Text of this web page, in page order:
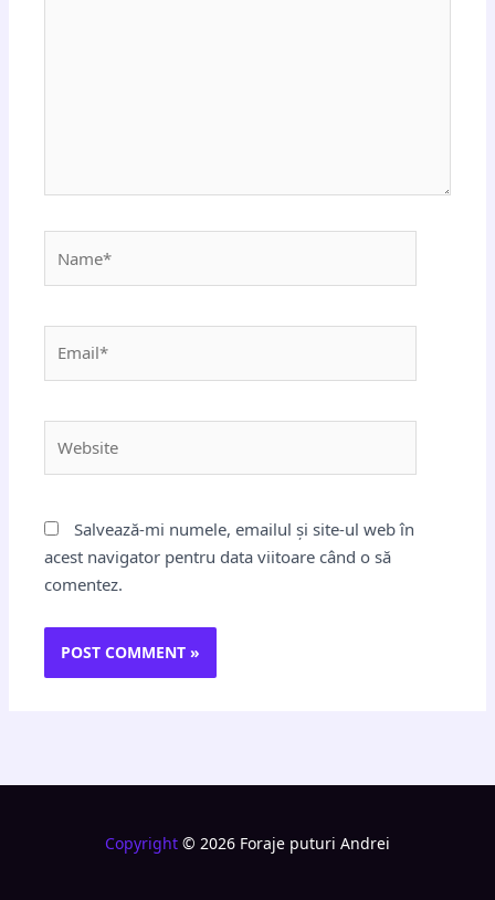
Salvează-mi numele, emailul și site-ul web în
acest navigator pentru data viitoare când o să
comentez.
Copyright © 2026 Foraje puturi Andrei